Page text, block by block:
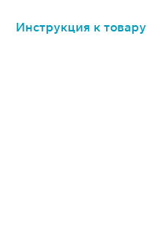
Инструкция к товару